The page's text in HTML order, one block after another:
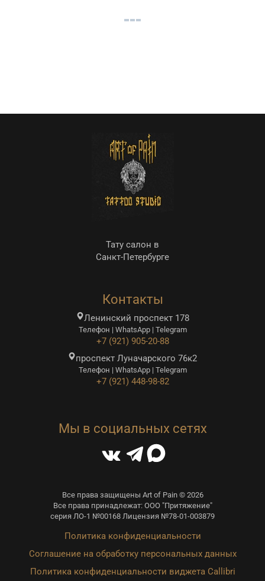
Тату салон в
Санкт-Петербурге
Контакты
Ленинский проспект 178
Телефон | WhatsApp | Telegram
+7 (921) 905-20-88
проспект Луначарского 76к2
Телефон | WhatsApp | Telegram
+7 (921) 448-98-82
Мы в социальных сетях
Все права защищены Art of Pain © 2026
Все права принадлежат: ООО "Притяжение"
серия ЛО-1 №00168 Лицензия №78-01-003879
Политика конфиденциальности
Соглашение на обработку персональных данных
Политика конфиденциальности виджета Callibri